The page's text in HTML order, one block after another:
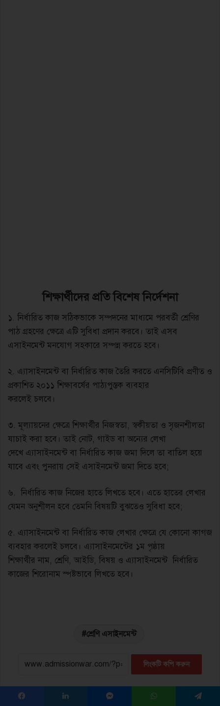
শিক্ষার্থীদের প্রতি বিশেষ নির্দেশনা
১. নির্ধারিত কাজ সঠিকভাকে সম্পদনের মাধ্যমে পরবর্তী শ্রেণির
পাঠ গ্রহণের ক্ষেত্রে এটি সুবিধা প্রদান করবে। তাই এসব
এসাইনমেন্ট মনযোগ সহকারে সম্পন্ন করতে হবে।
২. এ্যাসাইনমেন্ট বা নির্ধারিত কাজ তৈরি করতে এনসিটিবি প্রণীত ও
প্রকাশিত ২০১১ শিক্ষাবর্ষের পাঠ্যপুস্তক ব্যবহার
করলেই চলবে।
৩. মূল্যায়নের ক্ষেত্রে শিক্ষার্থীর নিজস্বতা, স্বকীয়তা ও সৃজনশীলতা
যাচাই করা হবে। তাই নােট, গাইড বা অন্যের লেখা
দেখে এ্যাসাইনমেন্ট বা নির্ধারিত কাজ জমা দিলে তা বাতিল হয়ে
যাবে এবং পুনরায় সেই এসাইনমেন্ট জমা দিতে হবে;
৬. নির্ধারিত কাজ নিজের হাতে লিখতে হবে। এতে হাতের লেখার
যেমন অনুশীলন হবে তেমনি বিষয়টি বুঝতেও সুবিধা হবে;
৫. এ্যাসাইনমেন্ট বা নির্ধারিত কাজ লেখার ক্ষেত্রে যে কোনাে কাগজ
ব্যবহার করলেই চলবে। এ্যাসাইনমেন্টের ১ম পৃষ্ঠায়
শিক্ষার্থীর নাম, শ্রেণি, আইডি, বিষয় ও এ্যাসাইনমেন্ট নির্ধারিত
কাজের শিরোনাম স্পষ্টভাবে লিখতে হবে।
শ্রেণি এসাইনমেন্ট
লিংকটি কপি করুন